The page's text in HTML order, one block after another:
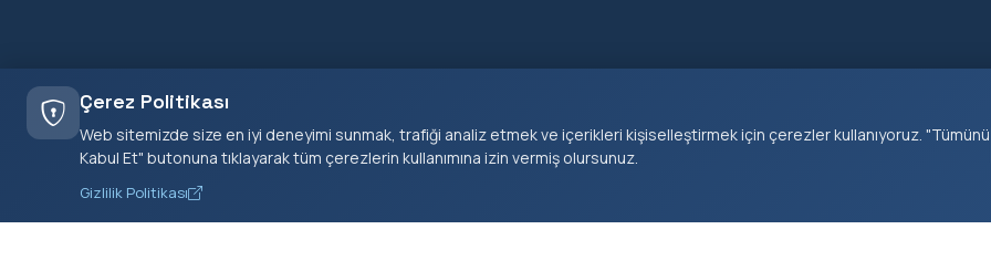
Çerez Politikası
Web sitemizde size en iyi deneyimi sunmak, trafiği analiz etmek ve içerikleri kişiselleştirmek için çerezler kullanıyoruz. "Tümünü
Kabul Et" butonuna tıklayarak tüm çerezlerin kullanımına izin vermiş olursunuz.
Gizlilik Politikası
KURUMSAL
Müdürlükler
HIZMETLER
Borç Sorgula
KEŞFET
Duyurular